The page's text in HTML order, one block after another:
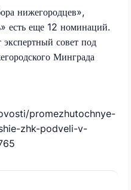
нижегородцев»,
есть еще 12 номинаций.
совет под
Минграда
promezhutochnye-
zhk-podveli-v-